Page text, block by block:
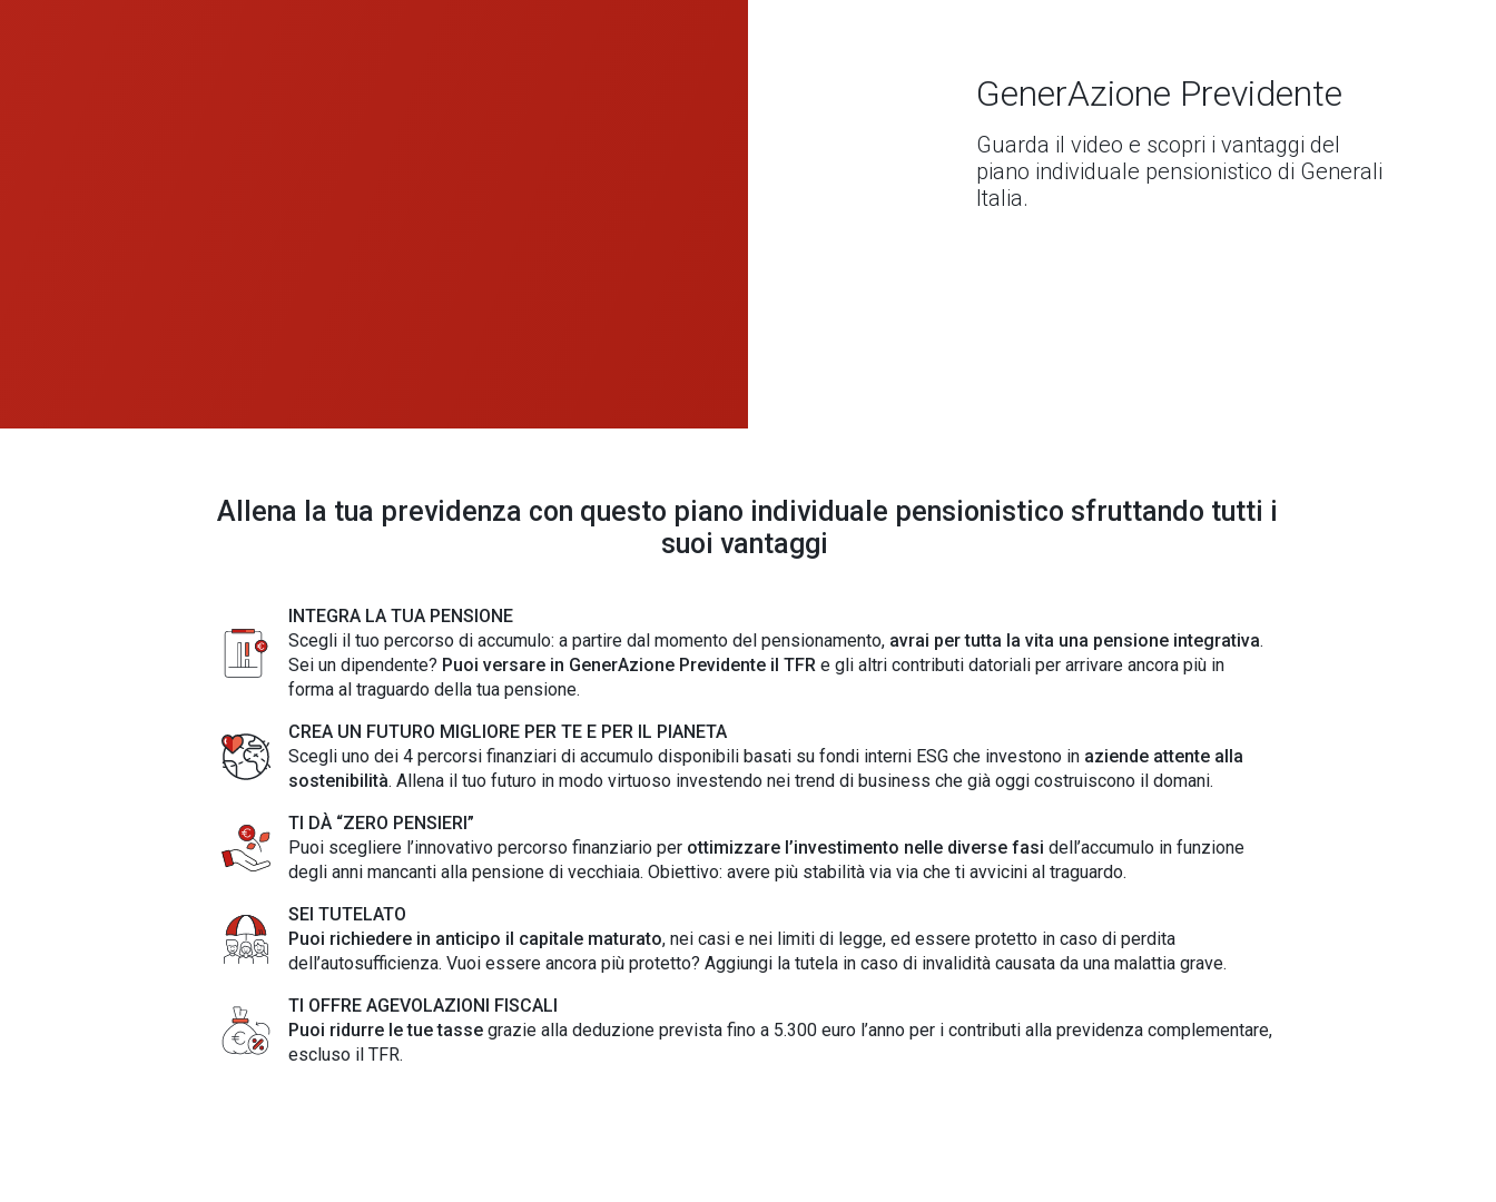
GenerAzione Previdente
Guarda il video e scopri i vantaggi del
piano individuale pensionistico di Generali
Italia.
Allena la tua previdenza con questo piano individuale pensionistico sfruttando tutti i
suoi vantaggi
INTEGRA LA TUA PENSIONE
Scegli il tuo percorso di accumulo: a partire dal momento del pensionamento, avrai per tutta la vita una pensione integrativa.
Sei un dipendente? Puoi versare in GenerAzione Previdente il TFR e gli altri contributi datoriali per arrivare ancora più in
forma al traguardo della tua pensione.
CREA UN FUTURO MIGLIORE PER TE E PER IL PIANETA
Scegli uno dei 4 percorsi finanziari di accumulo disponibili basati su fondi interni ESG che investono in aziende attente alla
sostenibilità. Allena il tuo futuro in modo virtuoso investendo nei trend di business che già oggi costruiscono il domani.
TI DÀ “ZERO PENSIERI”
Puoi scegliere l’innovativo percorso finanziario per ottimizzare l’investimento nelle diverse fasi dell’accumulo in funzione
degli anni mancanti alla pensione di vecchiaia. Obiettivo: avere più stabilità via via che ti avvicini al traguardo.
SEI TUTELATO
Puoi richiedere in anticipo il capitale maturato, nei casi e nei limiti di legge, ed essere protetto in caso di perdita
dell’autosufficienza. Vuoi essere ancora più protetto? Aggiungi la tutela in caso di invalidità causata da una malattia grave.
TI OFFRE AGEVOLAZIONI FISCALI
Puoi ridurre le tue tasse grazie alla deduzione prevista fino a 5.300 euro l’anno per i contributi alla previdenza complementare,
escluso il TFR.